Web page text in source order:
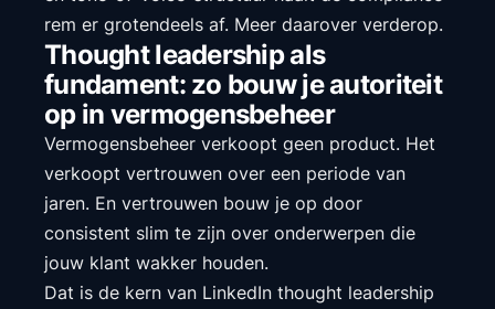
rem er grotendeels af. Meer daarover verderop.
Thought leadership als
fundament: zo bouw je autoriteit
op in vermogensbeheer
Vermogensbeheer verkoopt geen product. Het
verkoopt vertrouwen over een periode van
jaren. En vertrouwen bouw je op door
consistent slim te zijn over onderwerpen die
jouw klant wakker houden.
Dat is de kern van LinkedIn thought leadership